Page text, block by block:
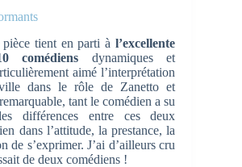
pièce tient en parti àl’excellente
comédiens dynamiques et
aimé l’interprétation
dans le rôle de Zanetto et
tant le comédien a su
différences entre ces deux
dans l’attitude, la prestance, la
de s’exprimer. J’ai d’ailleurs cru
de deux comédiens !